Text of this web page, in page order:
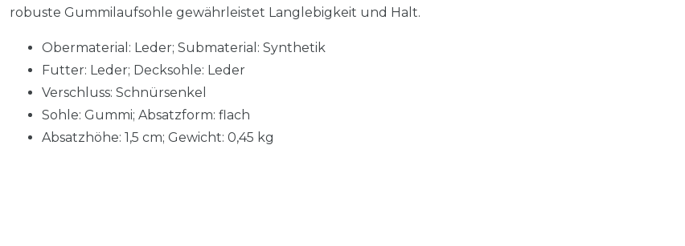
robuste Gummilaufsohle gewährleistet Langlebigkeit und Halt.
Obermaterial: Leder; Submaterial: Synthetik
Futter: Leder; Decksohle: Leder
Verschluss: Schnürsenkel
Sohle: Gummi; Absatzform: flach
Absatzhöhe: 1,5 cm; Gewicht: 0,45 kg